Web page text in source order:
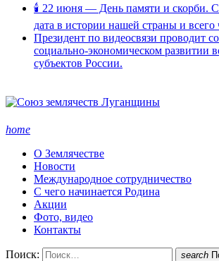
🕯 22 июня — День памяти и скорби.
дата в истории нашей страны и всего
Президент по видеосвязи проводит
социально-экономическом развитии
субъектов России.
home
О Землячестве
Новости
Международное сотрудничество
С чего начинается Родина
Акции
Фото, видео
Контакты
Поиск: search